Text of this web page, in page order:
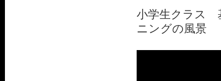
小学生クラス
ニングの風景